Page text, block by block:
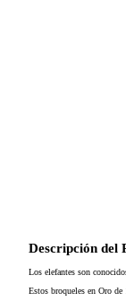
Descripción del
Los elefantes son
Estos broqueles en Oro